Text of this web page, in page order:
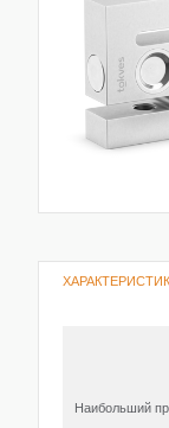
Наибольший